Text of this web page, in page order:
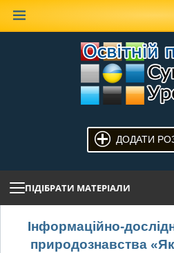
ДОДАТИ
ПІДІБРАТИ МАТЕРІАЛИ
Інформаційно-
природознавства